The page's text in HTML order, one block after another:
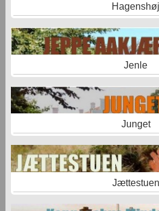
Hagenshøj
Jenle
Junget
Jættestuen